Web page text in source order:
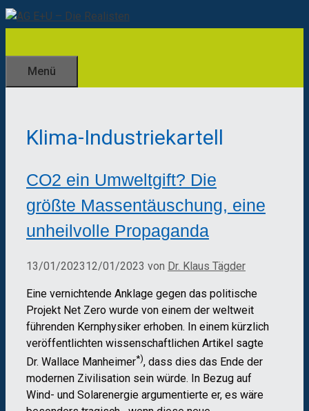
Zum
Inhalt
Menü
Klima-Industriekartell
CO2 ein Umweltgift? Die
größte Massentäuschung, eine
unheilvolle Propaganda
13/01/202312/01/2023 von Dr. Klaus Tägder
Eine vernichtende Anklage gegen das politische
Projekt Net Zero wurde von einem der weltweit
führenden Kernphysiker erhoben. In einem kürzlich
veröffentlichten wissenschaftlichen Artikel sagte
Dr. Wallace Manheimer*), dass dies das Ende der
modernen Zivilisation sein würde. In Bezug auf
Wind- und Solarenergie argumentierte er, es wäre